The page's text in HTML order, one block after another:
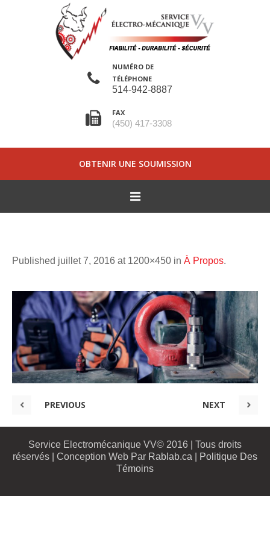
NUMÉRO DE
TÉLÉPHONE
514-942-8887
FAX
(450) 417-3308
OBTENIR UNE SOUMISSION
Published juillet 7, 2016 at 1200×450 in À Propos.
PREVIOUS NEXT
Service Electromécanique VV© 2016 | Tous droits
réservés | Conception Web Par Rablab.ca
Politique Des
Témoins